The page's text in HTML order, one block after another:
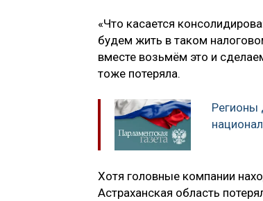
«Что касается
будем жить в таком
вместе возьмём это и
тоже потеряла.
Регионы
Хотя головные компании
Астраханская область